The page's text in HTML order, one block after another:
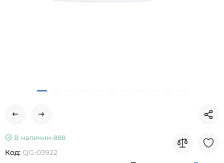
В наличии-888
Код: QG-03922